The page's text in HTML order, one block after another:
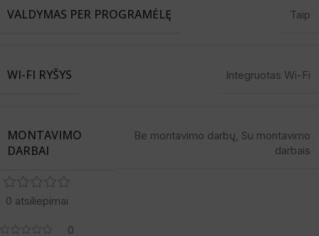
VALDYMAS PER PROGRAMĖLĘ Taip
WI-FI RYŠYS Integruotas Wi-Fi
MONTAVIMO
DARBAI
Be montavimo darbų, Su montavimo
darbais
0 atsiliepimai
0